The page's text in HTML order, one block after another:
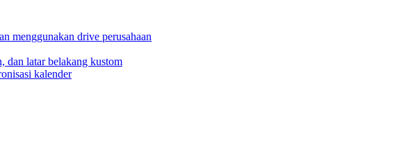
menggunakan drive perusahaan
dan latar belakang kustom
kalender